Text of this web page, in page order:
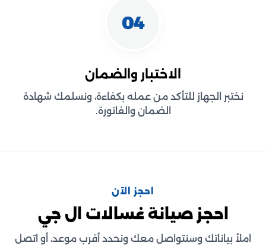
04
الاختبار والضمان
نختبر الجهاز للتأكد من عمله بكفاءة، ونسلمك شهادة
الضمان والفاتورة.
احجز الآن
احجز صيانة غسالات ال جي
املأ بياناتك وسنتواصل معك ونحدد أقرب موعد، أو اتصل